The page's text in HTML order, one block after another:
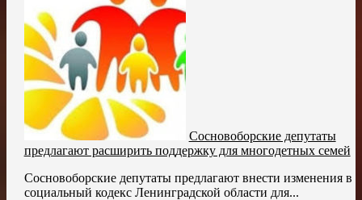
Сосновоборские депутаты
предлагают расширить поддержку для многодетных семей
Сосновоборские депутаты предлагают внести изменения в
социальный кодекс Ленинградской области для...